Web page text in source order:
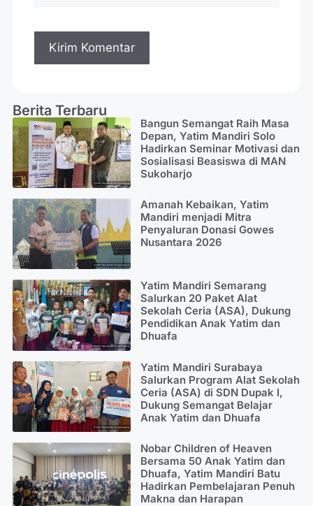
Berita Terbaru
Bangun Semangat Raih Masa
Depan, Yatim Mandiri Solo
Hadirkan Seminar Motivasi dan
Sosialisasi Beasiswa di MAN
Sukoharjo
Amanah Kebaikan, Yatim
Mandiri menjadi Mitra
Penyaluran Donasi Gowes
Nusantara 2026
Yatim Mandiri Semarang
Salurkan 20 Paket Alat
Sekolah Ceria (ASA), Dukung
Pendidikan Anak Yatim dan
Dhuafa
Yatim Mandiri Surabaya
Salurkan Program Alat Sekolah
Ceria (ASA) di SDN Dupak I,
Dukung Semangat Belajar
Anak Yatim dan Dhuafa
Nobar Children of Heaven
Bersama 50 Anak Yatim dan
Dhuafa, Yatim Mandiri Batu
Hadirkan Pembelajaran Penuh
Makna dan Harapan